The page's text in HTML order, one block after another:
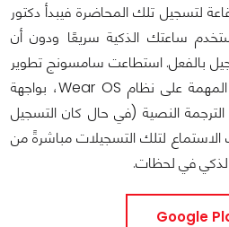
لتسجيل تلك المحاضرة فيبدأ دكتور
ساعتك الذكية سريعًا ودون أن
بالفعل. استطاعت سامسونج تطوير
التطبيق المثالي للقيام بهذه المهمة على نظام Wear OS، بواجهة
النصية (في حال كان التسجيل
الاستماع لتلك التسجيلات مباشرةً من
في لحظات.
Google